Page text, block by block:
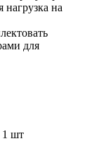
на
для
1 шт